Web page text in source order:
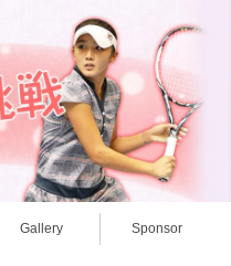
Gallery Sponsor